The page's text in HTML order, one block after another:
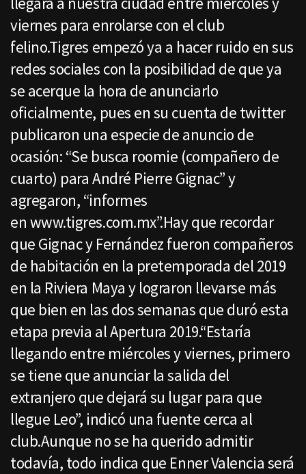
viernes para enrolarse con el club
felino.Tigres empezó ya a hacer ruido en sus
redes sociales con la posibilidad de que ya
se acerque la hora de anunciarlo
oficialmente, pues en su cuenta de twitter
publicaron una especie de anuncio de
ocasión: “Se busca roomie (compañero de
cuarto) para André Pierre Gignac” y
agregaron, “informes
en www.tigres.com.mx”.Hay que recordar
que Gignac y Fernández fueron compañeros
de habitación en la pretemporada del 2019
en la Riviera Maya y lograron llevarse más
que bien en las dos semanas que duró esta
etapa previa al Apertura 2019.“Estaría
llegando entre miércoles y viernes, primero
se tiene que anunciar la salida del
extranjero que dejará su lugar para que
llegue Leo”, indicó una fuente cerca al
club.Aunque no se ha querido admitir
todavía, todo indica que Enner Valencia será